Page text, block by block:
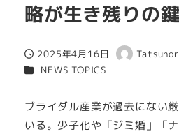
略が生き残りの
投稿日
2025年4月16日
著
カテゴリー
NEWS TOPICS
ブライダル産業が過去にない
いる。少子化や「ジミ婚」「